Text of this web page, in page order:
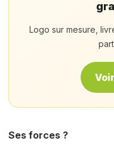
Logo sur mesure,
Ses forces ?